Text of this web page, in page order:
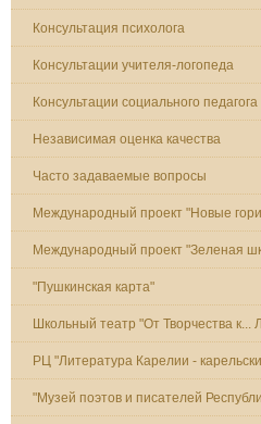
Консультация психолога
Консультации учителя-логопеда
Консультации социального педагога
Независимая оценка качества
Часто задаваемые вопросы
Международный проект "Новые
Международный проект "Зеленая
"Пушкинская карта"
Школьный театр "От Творчества к...
РЦ "Литература Карелии -
"Музей поэтов и писателей